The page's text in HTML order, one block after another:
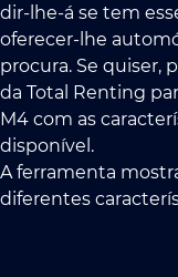
dir-lhe-á se tem
oferecer-lhe
procura. Se quiser,
da Total Renting
M4 com as
disponível.
A ferramenta
diferentes